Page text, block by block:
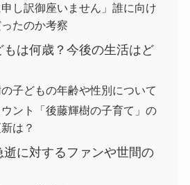
申し訳御座いません」誰に向け
たのか考察
もは何歳？今後の生活はど
子どもの年齢や性別について
ント「後藤輝樹の子育て」の
は？
逝に対するファンや世間の